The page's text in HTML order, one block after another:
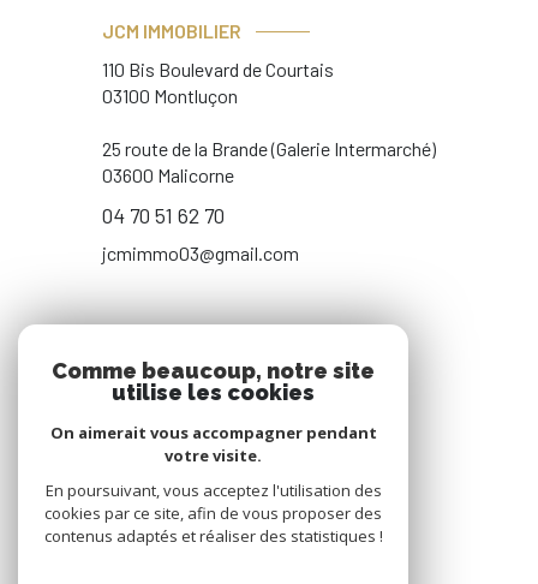
JCM IMMOBILIER
110 Bis Boulevard de Courtais
03100 Montluçon
25 route de la Brande (Galerie Intermarché)
03600 Malicorne
04 70 51 62 70
jcmimmo03@gmail.com
NOUS SUIVRE
Comme beaucoup, notre site
utilise les cookies
On aimerait vous accompagner pendant
votre visite.
En poursuivant, vous acceptez l'utilisation des
cookies par ce site, afin de vous proposer des
contenus adaptés et réaliser des statistiques !